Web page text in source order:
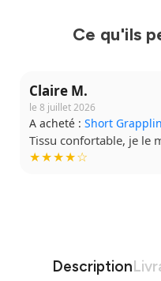
Ce qu'ils
Claire M.
le 8 juillet 2026
A acheté : Short
Tissu confortable, je le
★★★★☆
Description